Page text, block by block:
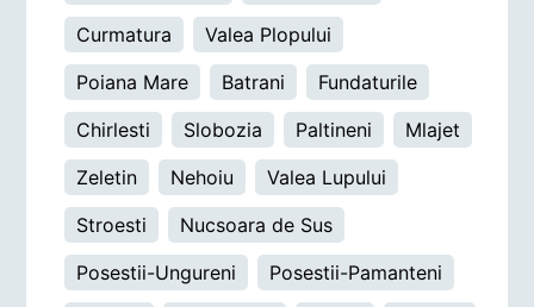
Curmatura
Valea Plopului
Poiana Mare
Batrani
Fundaturile
Chirlesti
Slobozia Paltineni
Mlajet
Zeletin
Nehoiu
Valea Lupului
Stroesti
Nucsoara de Sus
Posestii-Ungureni
Posestii-Pamanteni